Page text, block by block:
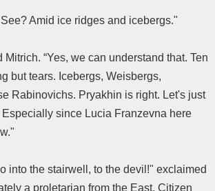
Amid ice ridges and icebergs."
Mitrich. “Yes, we can understand that. Ten
but tears. Icebergs, Weisbergs,
Rabinovichs. Pryakhin is right. Let's just
Especially since Lucia Franzevna here
into the stairwell, to the devil!" exclaimed
a proletarian from the East, Citizen